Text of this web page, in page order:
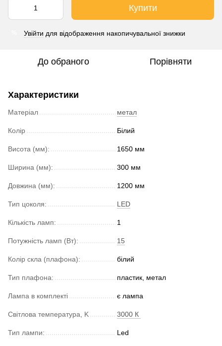
Купити
Увійти для відображення накопичувальної знижки
До обраного Порівняти
Характеристики
Матеріал метал
Колір Білий
Висота (мм): 1650 мм
Ширина (мм): 300 мм
Довжина (мм): 1200 мм
Тип цоколя: LED
Кількість ламп: 1
Потужність ламп (Вт): 15
Колір скла (плафона): білий
Тип плафона: пластик, метал
Лампа в комплекті є лампа
Світлова температура, K 3000 К
Тип лампи: Led